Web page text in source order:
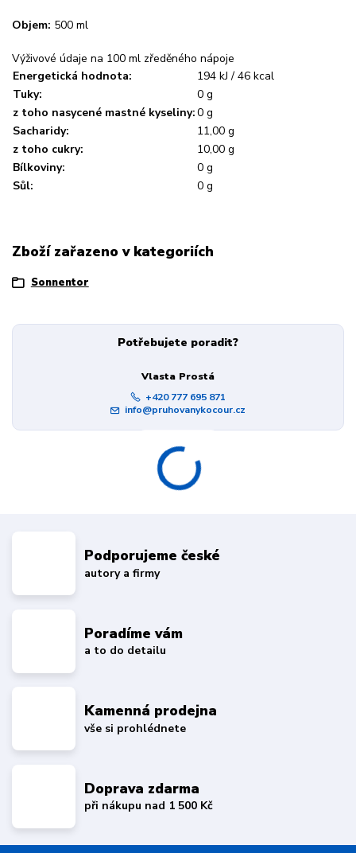
Objem: 500 ml
Výživové údaje na 100 ml zředěného nápoje
Energetická hodnota:
194 kJ / 46 kcal
Tuky:
0 g
z toho nasycené mastné kyseliny:0 g
Sacharidy:
11,00 g
z toho cukry:
10,00 g
Bílkoviny:
0 g
Sůl:
0 g
Zboží zařazeno v kategoriích
Sonnentor
Potřebujete poradit?
Vlasta Prostá
+420 777 695 871
info@pruhovanykocour.cz
Podporujeme české
autory a firmy
Poradíme vám
a to do detailu
Kamenná prodejna
vše si prohlédnete
Doprava zdarma
při nákupu nad 1 500 Kč